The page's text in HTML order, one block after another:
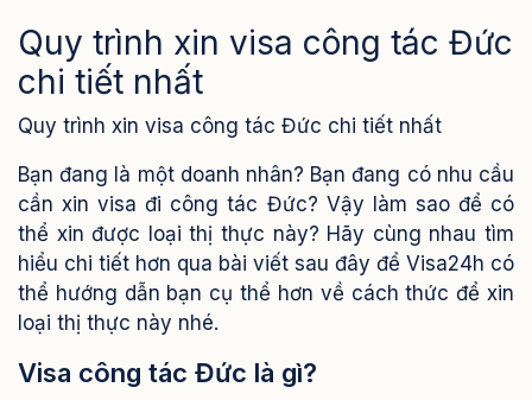
Quy trình xin visa công tác Đức
chi tiết nhất
Quy trình xin visa công tác Đức chi tiết nhất
Bạn đang là một doanh nhân? Bạn đang có nhu cầu
cần xin visa đi công tác Đức? Vậy làm sao để có
thể xin được loại thị thực này? Hãy cùng nhau tìm
hiểu chi tiết hơn qua bài viết sau đây để Visa24h có
thể hướng dẫn bạn cụ thể hơn về cách thức để xin
loại thị thực này nhé.
Visa công tác Đức là gì?